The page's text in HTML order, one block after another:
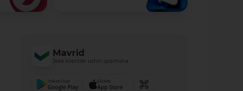
Mavrid
Jeke klientler ushın qosımsha
Imkani bar
Google Play
Júklew
App Store